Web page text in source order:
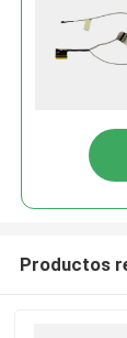
Productos